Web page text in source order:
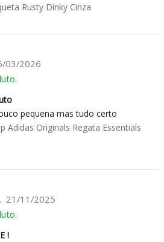
Rusty Dinky Cinza
03/2026
pequena mas tudo certo
Adidas Originals Regata Essentials
21/11/2025
!